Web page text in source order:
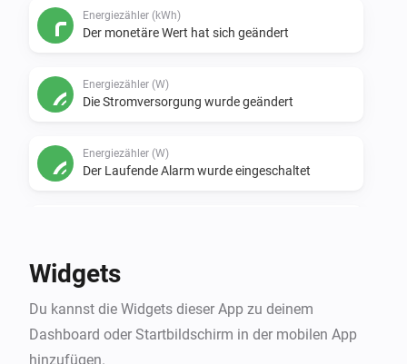
Energiezähler (kWh)
Der monetäre Wert hat sich geändert
Energiezähler (W)
Die Stromversorgung wurde geändert
Energiezähler (W)
Der Laufende Alarm wurde eingeschaltet
Energiezähler (W)
Der monetäre Wert hat sich geändert
Fernwärmezähler (GJ)
Widgets
Du kannst die Widgets dieser App zu deinem
Dashboard oder Startbildschirm in der mobilen App
hinzufügen.